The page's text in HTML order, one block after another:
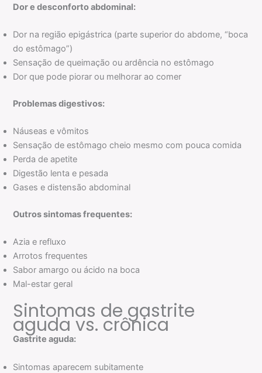
Dor e desconforto abdominal:
Dor na região epigástrica (parte superior do abdome, “boca
do estômago”)
Sensação de queimação ou ardência no estômago
Dor que pode piorar ou melhorar ao comer
Problemas digestivos:
Náuseas e vômitos
Sensação de estômago cheio mesmo com pouca comida
Perda de apetite
Digestão lenta e pesada
Gases e distensão abdominal
Outros sintomas frequentes:
Azia e refluxo
Arrotos frequentes
Sabor amargo ou ácido na boca
Mal-estar geral
Sintomas de gastrite
aguda vs. crônica
Gastrite aguda:
Sintomas aparecem subitamente